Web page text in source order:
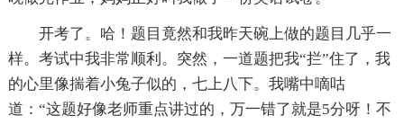
开考了。哈！题目竟然和我昨天碗上做的题目几乎一
样。考试中我非常顺利。突然，一道题把我“拦”住了，我
的心里像揣着小兔子似的，七上八下。我嘴中嘀咕
道：“这题好像老师重点讲过的，万一错了就是5分呀！不